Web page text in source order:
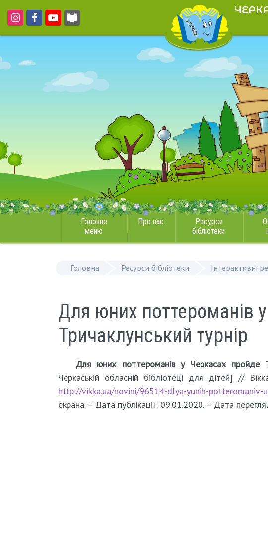
Головне
меню
Про нас
Ресурси
бібліотеки
Головна Ресурси бібліотеки Інтерактивні
Для юних поттероманів
Тричаклунський турнір
Для юних поттероманів у Черкасах пройде
Черкаській обласній бібліотеці для дітей] //
http://vikka.ua/novini/96514-dlya-yunih-potteromaniv-
екрана. – Дата публікації: 09.01.2020. – Дата